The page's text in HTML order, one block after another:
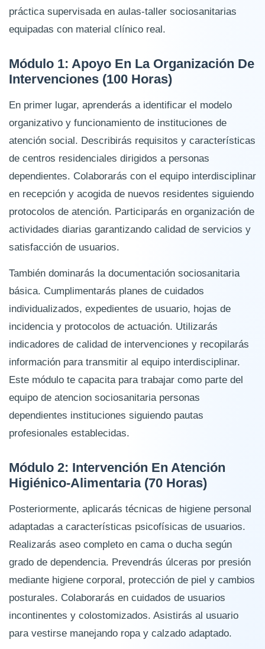
práctica supervisada en aulas-taller sociosanitarias
equipadas con material clínico real.
Módulo 1: Apoyo En La Organización De
Intervenciones (100 Horas)
En primer lugar, aprenderás a identificar el modelo
organizativo y funcionamiento de instituciones de
atención social. Describirás requisitos y características
de centros residenciales dirigidos a personas
dependientes. Colaborarás con el equipo interdisciplinar
en recepción y acogida de nuevos residentes siguiendo
protocolos de atención. Participarás en organización de
actividades diarias garantizando calidad de servicios y
satisfacción de usuarios.
También dominarás la documentación sociosanitaria
básica. Cumplimentarás planes de cuidados
individualizados, expedientes de usuario, hojas de
incidencia y protocolos de actuación. Utilizarás
indicadores de calidad de intervenciones y recopilarás
información para transmitir al equipo interdisciplinar.
Este módulo te capacita para trabajar como parte del
equipo de atencion sociosanitaria personas
dependientes instituciones siguiendo pautas
profesionales establecidas.
Módulo 2: Intervención En Atención
Higiénico-Alimentaria (70 Horas)
Posteriormente, aplicarás técnicas de higiene personal
adaptadas a características psicofísicas de usuarios.
Realizarás aseo completo en cama o ducha según
grado de dependencia. Prevendrás úlceras por presión
mediante higiene corporal, protección de piel y cambios
posturales. Colaborarás en cuidados de usuarios
incontinentes y colostomizados. Asistirás al usuario
para vestirse manejando ropa y calzado adaptado.